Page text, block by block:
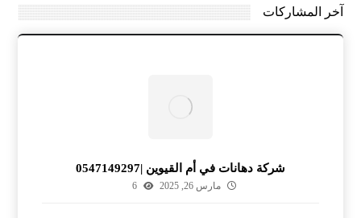
آخر المشاركات
شركة دهانات في أم القيوين |0547149297
مارس 26, 2025 6